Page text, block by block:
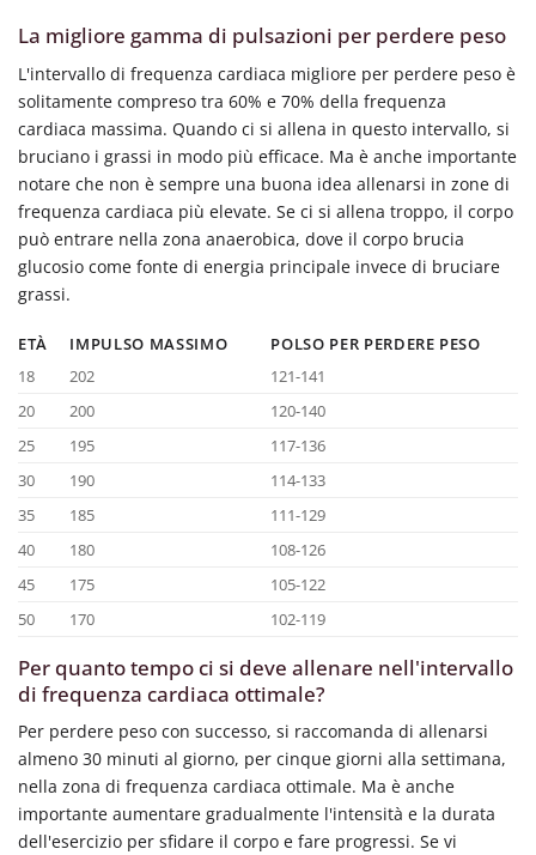
La migliore gamma di pulsazioni per perdere peso
L'intervallo di frequenza cardiaca migliore per perdere peso è
solitamente compreso tra 60% e 70% della frequenza
cardiaca massima. Quando ci si allena in questo intervallo, si
bruciano i grassi in modo più efficace. Ma è anche importante
notare che non è sempre una buona idea allenarsi in zone di
frequenza cardiaca più elevate. Se ci si allena troppo, il corpo
può entrare nella zona anaerobica, dove il corpo brucia
glucosio come fonte di energia principale invece di bruciare
grassi.
ETÀ IMPULSO MASSIMO
POLSO PER PERDERE PESO
18
202
121-141
20
200
120-140
25
195
117-136
30
190
114-133
35
185
111-129
40
180
108-126
45
175
105-122
50
170 102-119
Per quanto tempo ci si deve allenare nell'intervallo
di frequenza cardiaca ottimale?
Per perdere peso con successo, si raccomanda di allenarsi
almeno 30 minuti al giorno, per cinque giorni alla settimana,
nella zona di frequenza cardiaca ottimale. Ma è anche
importante aumentare gradualmente l'intensità e la durata
dell'esercizio per sfidare il corpo e fare progressi. Se vi